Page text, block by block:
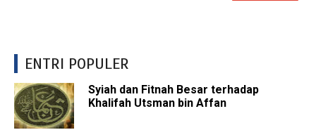
ENTRI POPULER
Syiah dan Fitnah Besar terhadap
Khalifah Utsman bin Affan